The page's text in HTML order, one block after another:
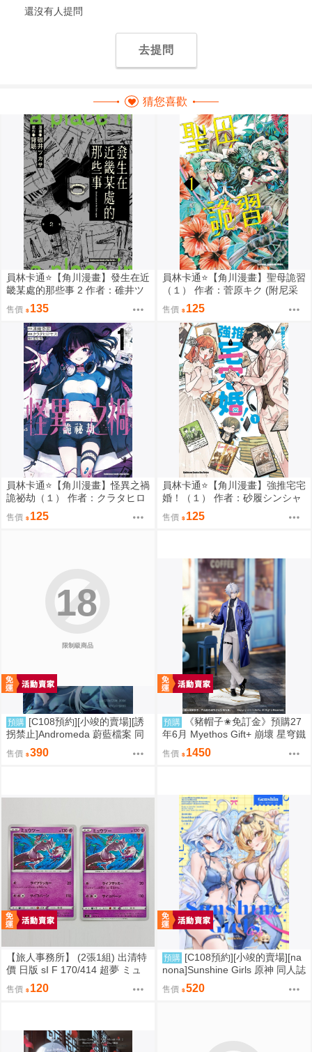
還沒有人提問
去提問
猜您喜歡
員林卡通⭐️【角川漫畫】發生在近
畿某處的那些事 2 作者：碓井ツ
カサ (附尼采書套)
售價 135
員林卡通⭐️【角川漫畫】聖母詭習
（１） 作者：菅原キク (附尼采
售價 125
員林卡通⭐️【角川漫畫】怪異之禍
詭祕劫（１） 作者：クラタヒロ
ヤス (附尼采書套)
售價 125
員林卡通⭐️【角川漫畫】強推宅宅
婚！（１） 作者：砂履シンシャ
(附尼采書套)
售價 125
限制級商品
18
預購 [C108預約][小竣的賣場][誘
拐禁止]Andromeda 蔚藍檔案 同
人誌id=3727344
售價 390
預購
《豬帽子✬免訂金》預購27
年6月 Myethos Gift+ 崩壞 星穹鐵
道 白厄 列車環遊記Ver 1/8 1011
售價 1450
【旅人事務所】 (2張1組) 出清特
價 日版 sI F 170/414 超夢 ミュ
ウツー PTCG 寶可夢 卡牌【原售
價480元 特價120元】
售價 120
預購 [C108預約][小竣的賣場][na
nona]Sunshine Girls 原神 同人誌
id=3774614
售價 520